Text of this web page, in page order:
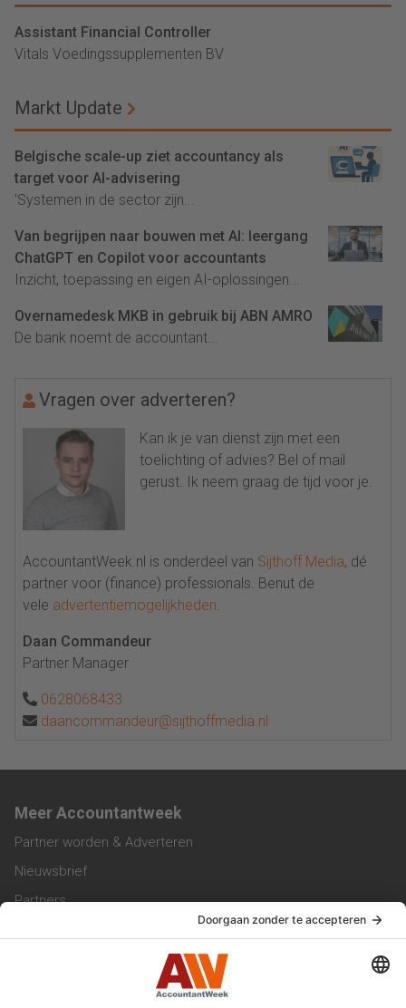
Assistant Financial Controller
Vitals Voedingssupplementen BV
Markt Update
Belgische scale-up ziet accountancy als
target voor AI-advisering
'Systemen in de sector zijn...
Van begrijpen naar bouwen met AI: leergang
ChatGPT en Copilot voor accountants
Inzicht, toepassing en eigen AI-oplossingen...
Overnamedesk MKB in gebruik bij ABN AMRO
De bank noemt de accountant...
Vragen over adverteren?
Kan ik je van dienst zijn met een
toelichting of advies? Bel of mail
gerust. Ik neem graag de tijd voor je.
AccountantWeek.nl is onderdeel van Sijthoff Media, dé
partner voor (finance) professionals. Benut de
vele advertentiemogelijkheden.
Daan Commandeur
Partner Manager
0628068433
daancommandeur@sijthoffmedia.nl
Meer Accountantweek
Partner worden & Adverteren
Nieuwsbrief
Partners